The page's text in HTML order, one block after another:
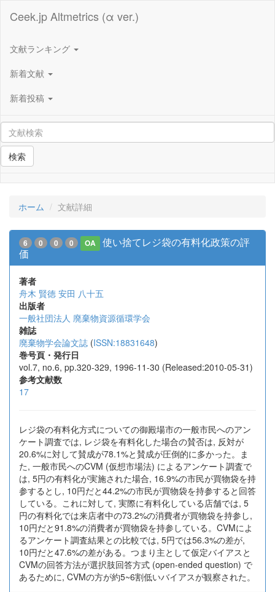
Ceek.jp Altmetrics (α ver.)
文献ランキング
新着文献
新着投稿
検索
ホーム 文献詳細
6 0 0 0 OA
使い捨てレジ袋の有料化政策の評
価
著者
舟木 賢徳 安田 八十五
出版者
一般社団法人 廃棄物資源循環学会
雑誌
廃棄物学会論文誌 (ISSN:18831648)
巻号頁・発行日
vol.7, no.6, pp.320-329, 1996-11-30 (Released:2010-05-31)
参考文献数
17
レジ袋の有料化方式についての御殿場市の一般市民へのアン
ケート調査では, レジ袋を有料化した場合の賛否は, 反対が
20.6%に対して賛成が78.1%と賛成が圧倒的に多かった。ま
た, 一般市民へのCVM (仮想市場法) によるアンケート調査で
は, 5円の有料化が実施された場合, 16.9%の市民が買物袋を持
参するとし, 10円だと44.2%の市民が買物袋を持参すると回答
している。これに対して, 実際に有料化している店舗では, 5
円の有料化では来店者中の73.2%の消費者が買物袋を持参し,
10円だと91.8%の消費者が買物袋を持参している。CVMによ
るアンケート調査結果との比較では, 5円では56.3%の差が,
10円だと47.6%の差がある。つまり主として仮定バイアスと
CVMの回答方法が選択肢回答方式 (open-ended question) で
あるために, CVMの方が約5~6割低いバイアスが観察された。